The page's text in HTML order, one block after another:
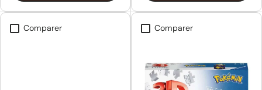
Comparer Comparer